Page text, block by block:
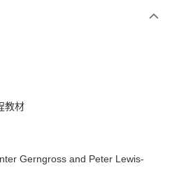
教材
Gerngross and Peter Lewis-